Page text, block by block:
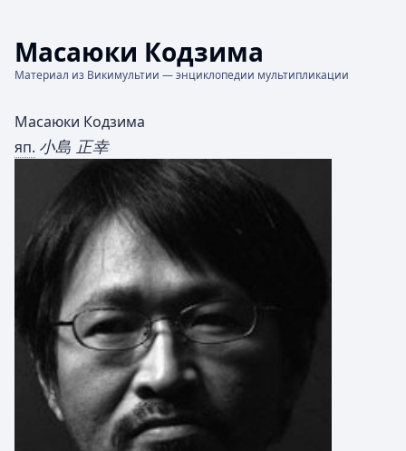
Масаюки Кодзима
Материал из Викимультии — энциклопедии мультипликации
Масаюки Кодзима
яп. 小島 正幸